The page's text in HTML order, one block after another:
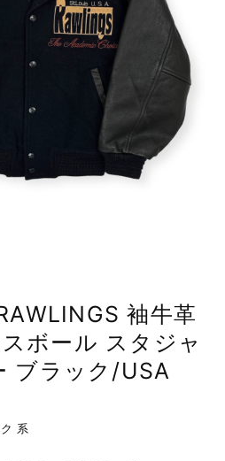
袖牛革
ボール スタジャ
ブラック/USA
系